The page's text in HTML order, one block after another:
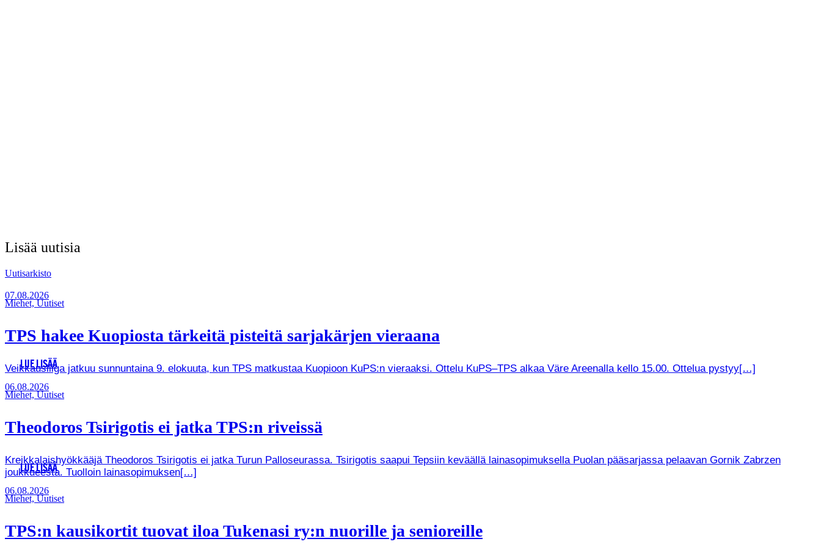
Lisää uutisia
Uutisarkisto
07.08.2026
Miehet, Uutiset
TPS hakee Kuopiosta tärkeitä pisteitä sarjakärjen vieraana
Veikkausliiga jatkuu sunnuntaina 9. elokuuta, kun TPS matkustaa Kuopioon KuPS:n vieraaksi. Ottelu KuPS–TPS alkaa Väre Areenalla kello 15.00. Ottelua pystyy[…]
LUE LISÄÄ
06.08.2026
Miehet, Uutiset
Theodoros Tsirigotis ei jatka TPS:n riveissä
Kreikkalaishyökkääjä Theodoros Tsirigotis ei jatka Turun Palloseurassa. Tsirigotis saapui Tepsiin keväällä lainasopimuksella Puolan pääsarjassa pelaavan Gornik Zabrzen
joukkueesta. Tuolloin lainasopimuksen[…]
LUE LISÄÄ
06.08.2026
Miehet, Uutiset
TPS:n kausikortit tuovat iloa Tukenasi ry:n nuorille ja senioreille